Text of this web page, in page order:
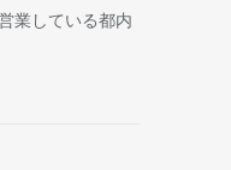
業している都内